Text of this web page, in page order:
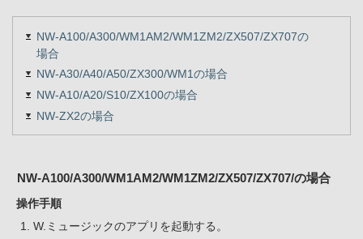
NW-A100/A300/WM1AM2/WM1ZM2/ZX507/ZX707の
場合
NW-A30/A40/A50/ZX300/WM1の場合
NW-A10/A20/S10/ZX100の場合
NW-ZX2の場合
NW-A100/A300/WM1AM2/WM1ZM2/ZX507/ZX707/の場合
操作手順
W.ミュージックのアプリを起動する。